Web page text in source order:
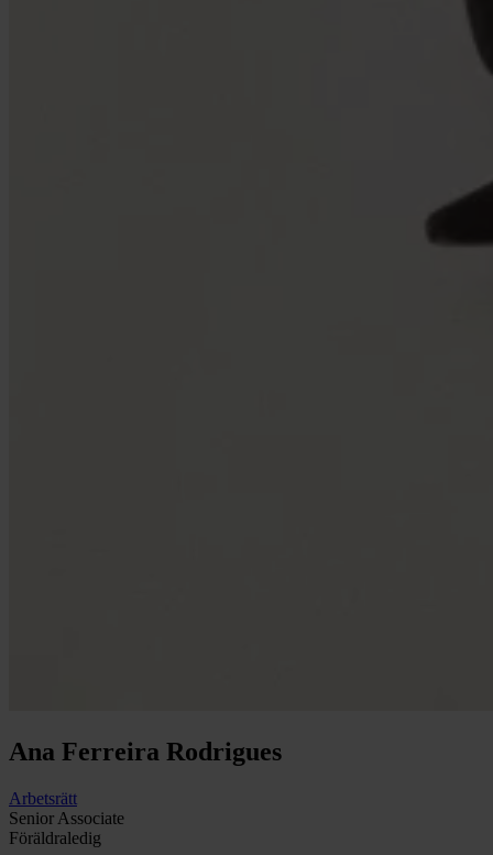
Ana Ferreira Rodrigues
Arbetsrätt
Senior Associate
Föräldraledig